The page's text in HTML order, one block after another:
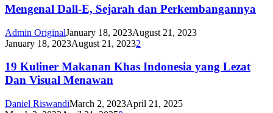
Mengenal Dall-E, Sejarah dan Perkembangannya
Admin OriginalJanuary 18, 2023August 21, 2023
January 18, 2023August 21, 20232
19 Kuliner Makanan Khas Indonesia yang Lezat
Dan Visual Menawan
Daniel RiswandiMarch 2, 2023April 21, 2025